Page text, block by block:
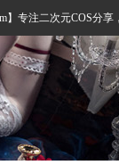
】专注二次元COS分